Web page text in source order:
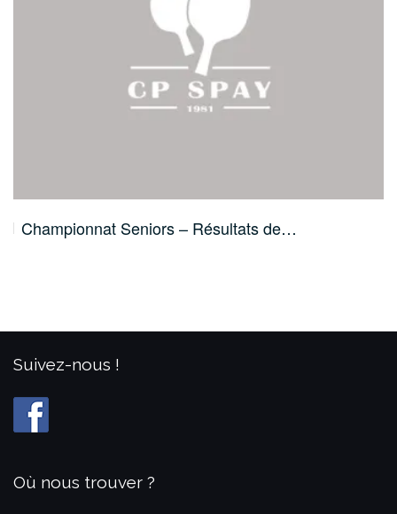
Championnat Seniors – Résultats de…
Suivez-nous !
Où nous trouver ?